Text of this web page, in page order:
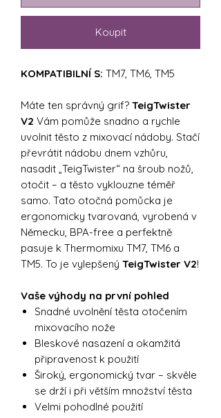
Koupit
KOMPATIBILNÍ S: TM7, TM6, TM5
Máte ten správný grif? TeigTwister
V2 Vám pomůže snadno a rychle
uvolnit těsto z mixovací nádoby. Stačí
převrátit nádobu dnem vzhůru,
nasadit „TeigTwister“ na šroub nožů,
otočit – a těsto vyklouzne téměř
samo. Tato otočná pomůcka je
ergonomicky tvarovaná, vyrobená v
Německu, BPA-free a perfektně
pasuje k Thermomixu TM7, TM6 a
TM5. To je vylepšený TeigTwister V2!
Vaše výhody na první pohled
Snadné uvolnění těsta otočením
mixovacího nože
Bleskové nasazení a okamžitá
připravenost k použití
Široký, ergonomický tvar – skvěle
se drží i při větším množství těsta
Velmi pohodlné použití